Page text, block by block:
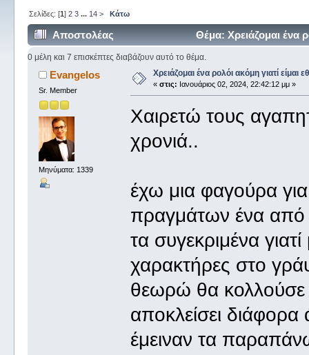
Σελίδες: [1] 2 3 ... 14 > Κάτω
Αποστολέας Θέμα: Χρειάζομαι ένα
0 μέλη και 7 επισκέπτες διαβάζουν αυτό το θέμα.
Evangelos
Sr. Member
Μηνύματα: 1339
Χρειάζομαι ένα ρολόι ακόμη γιατί είμαι
« στις: Ιανουάριος 02, 2024, 22:42:12 μμ »
Χαιρετώ τους
χρονιά..
έχω μια φαγούρα
πραγμάτων ένα από
τα συγεκριμένα
χαρακτήρες στο
θεωρώ θα
αποκλείσει
έμειναν τα